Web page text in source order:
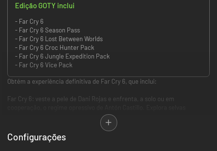
Edição GOTY inclui
- Far Cry 6
- Far Cry 6 Season Pass
- Far Cry 6 Lost Between Worlds
- Far Cry 6 Croc Hunter Pack
- Far Cry 6 Jungle Expedition Pack
- Far Cry 6 Vice Pack
Obtém a experiência definitiva de Far Cry 6, que inclui:
Far Cry 6: veste a pele de Dani Rojas e enfrenta, a solo ou em
deslumbrantes, praias e cidades enquanto sentes a adrenalina do
combate graças a um arsenal de centenas de armas.
Lost Between Worlds, a expansão surreal para o Far Cry 6: conquista 15
Configurações